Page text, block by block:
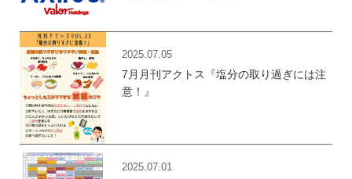
2025.07.05
7月月刊アクトス『塩分の取り過ぎには注
意！』
2025.07.01